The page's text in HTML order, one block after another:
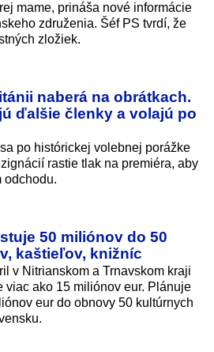
mame, prináša nové informácie
združenia. Šéf PS tvrdí, že
zložiek.
naberá na obrátkach.
ďalšie členky a volajú po
po histórickej volebnej porážke
rastie tlak na premiéra, aby
odchodu.
50 miliónov do 50
kaštieľov, knižníc
v Nitrianskom a Trnavskom kraji
viac ako 15 miliónov eur. Plánuje
eur do obnovy 50 kultúrnych